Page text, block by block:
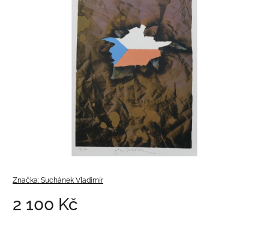
Značka: Suchánek Vladimír
2 100 Kč